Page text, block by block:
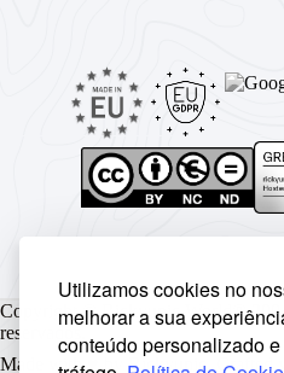
Utilizamos cookies no
melhorar a sua
conteúdo personalizado
Copyright © Rickyunic World®
reservados.
Made with ♥ by Rickyunic . Crafted